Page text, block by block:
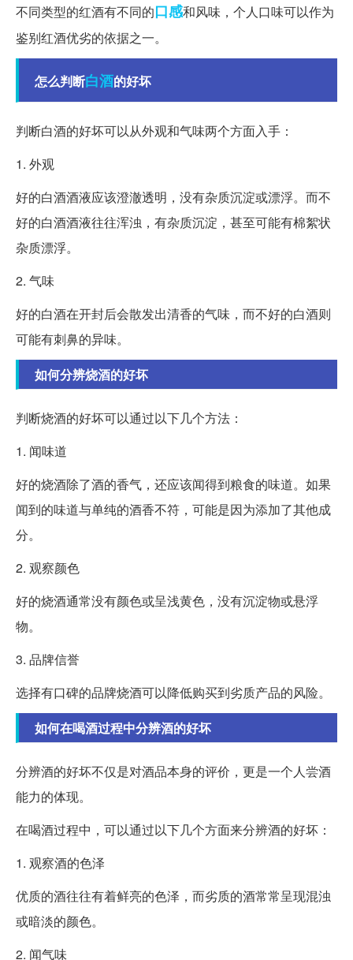
不同类型的红酒有不同的口感和风味，个人口味可以作为
鉴别红酒优劣的依据之一。
怎么判断白酒的好坏
判断白酒的好坏可以从外观和气味两个方面入手：
1. 外观
好的白酒酒液应该澄澈透明，没有杂质沉淀或漂浮。而不
好的白酒酒液往往浑浊，有杂质沉淀，甚至可能有棉絮状
杂质漂浮。
2. 气味
好的白酒在开封后会散发出清香的气味，而不好的白酒则
可能有刺鼻的异味。
如何分辨烧酒的好坏
判断烧酒的好坏可以通过以下几个方法：
1. 闻味道
好的烧酒除了酒的香气，还应该闻得到粮食的味道。如果
闻到的味道与单纯的酒香不符，可能是因为添加了其他成
分。
2. 观察颜色
好的烧酒通常没有颜色或呈浅黄色，没有沉淀物或悬浮
物。
3. 品牌信誉
选择有口碑的品牌烧酒可以降低购买到劣质产品的风险。
如何在喝酒过程中分辨酒的好坏
分辨酒的好坏不仅是对酒品本身的评价，更是一个人尝酒
能力的体现。
在喝酒过程中，可以通过以下几个方面来分辨酒的好坏：
1. 观察酒的色泽
优质的酒往往有着鲜亮的色泽，而劣质的酒常常呈现混浊
或暗淡的颜色。
2. 闻气味